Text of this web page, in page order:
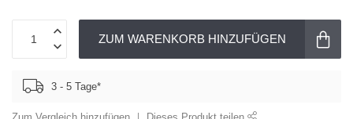
ZUM WARENKORB HINZUFÜGEN
3 - 5 Tage*